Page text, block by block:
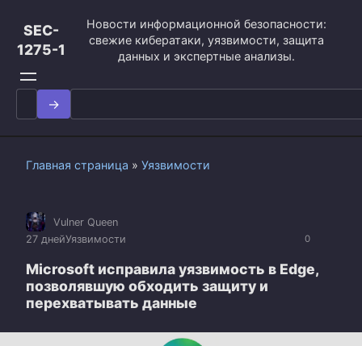
контенту
SEC-
1275-1
Новости информационной безопасности:
свежие кибератаки, уязвимости, защита
данных и экспертные анализы.
Search
for:
Главная страница » Уязвимости
0
Vulner Queen
27 днейУязвимости
Microsoft исправила уязвимость в Edge,
позволявшую обходить защиту и
перехватывать данные